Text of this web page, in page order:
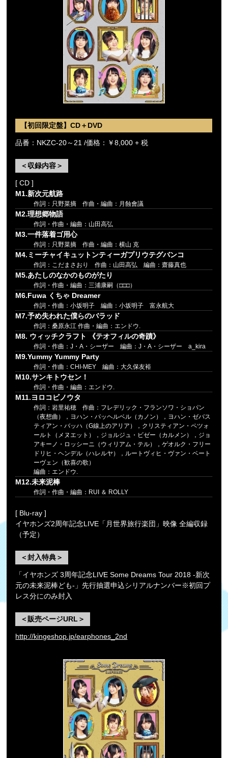
【初回限定盤】CD＋DVD
品番：NKZC-20～21 /価格：￥8,000 + 税
＜収録内容＞
[ CD ]
M1.新次元航路
作詞：只野菜摘 作曲・編曲：月蝕會議
M2.理想郷物語
作詞・作曲・編曲：山田高弘
M3.一件落着ゴ用心
作詞：只野菜摘 作曲・編曲：横山 克
M4.ミーチャイキュットンティーガプリウテグバンコ
作詞：こだまさおり 作曲：山田高弘 編曲：齋藤真也
M5.あたしのなかのものがたり
作詞・作曲・編曲：三浦康嗣（□□□）
M6.Fuwa くちゃ Dreamer
作詞・作曲：小坂明子 編曲：小坂明子 富永航大
M7.予め失われた僕らのバラッド
作詞：桑原永江 作曲・編曲：エンドウ.
M8. ウィッチクラフト 《テオフィルの奇蹟》
作詞・作曲：J・A・シーザー 編曲：J・A・シーザー a_kira
M9.Yummy Yummy Party
作詞・作曲：CHI-MEY 編曲：大久保友裕
M10.サンキトウセン！
作詞・作曲・編曲：エンドウ.
M11.ヨロコビノウタ
作詞：岩里祐穂 作曲：フレデリック・フランソワ・ショパン
（夜想曲），ヨハン・パッヘルベル（カノン），ヨハン・ゼバス
ティアン・バッハ（G線上のアリア），クリスティアン・ペツォ
ールト（メヌエット），ジョルジュ・ビゼー（カルメン），ジョ
アキーノ・ロッシーニ（ウィリアム・テル），ゲオルク・フリー
ドリヒ・ヘンデル（ハレルヤ），ルートヴィヒ・ヴァン・ベート
ーヴェン（歓喜の歌）
編曲：エンドウ.
M12.未来泥棒
作詞・作曲・編曲：RUI ＆ ROLLY
[ Blu-ray ]
イヤホンズ2周年記念LIVE「月世界旅行楽団」映像 全編収録
（予定）
＜封入特典＞
「イヤホンズ 3周年記念LIVE Some Dreams Tour 2018 -新次
元の未来泥棒ども-」先行抽選申込シリアルナンバー※初回プ
レス分にのみ封入
＜販売ページURL＞
http://kingeshop.jp/earphones_2nd